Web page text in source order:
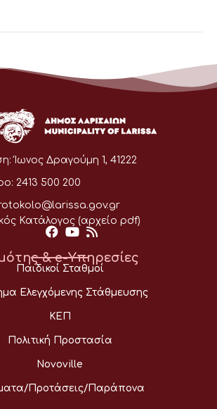
Ίωνος Δραγούμη 1, 41222
2413 500 200
Κατάλογος (αρχείο pdf)
& e-Υπηρεσίες
Παιδικοί Σταθμοί
Ελεγχόμενης Στάθμευσης
ΚΕΠ
Πολιτική Προστασία
Novoville
Προτάσεις/Παράπονα